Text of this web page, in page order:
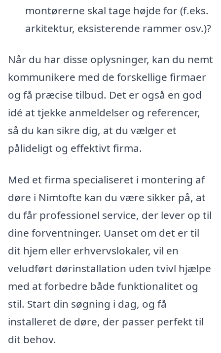
montørerne skal tage højde for (f.eks.
arkitektur, eksisterende rammer osv.)?
Når du har disse oplysninger, kan du nemt
kommunikere med de forskellige firmaer
og få præcise tilbud. Det er også en god
idé at tjekke anmeldelser og referencer,
så du kan sikre dig, at du vælger et
pålideligt og effektivt firma.
Med et firma specialiseret i montering af
døre i Nimtofte kan du være sikker på, at
du får professionel service, der lever op til
dine forventninger. Uanset om det er til
dit hjem eller erhvervslokaler, vil en
veludført dørinstallation uden tvivl hjælpe
med at forbedre både funktionalitet og
stil. Start din søgning i dag, og få
installeret de døre, der passer perfekt til
dit behov.